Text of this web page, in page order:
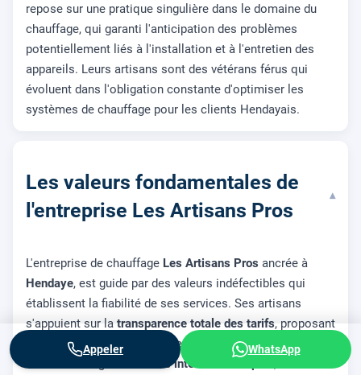
repose sur une pratique singulière dans le domaine du
chauffage, qui garanti l'anticipation des problèmes
potentiellement liés à l'installation et à l'entretien des
appareils. Leurs artisans sont des vétérans férus qui
évoluent dans l'obligation constante d'optimiser les
systèmes de chauffage pour les clients Hendayais.
Les valeurs fondamentales de
l'entreprise Les Artisans Pros
▾
L'entreprise de chauffage Les Artisans Pros ancrée à
Hendaye, est guide par des valeurs indéfectibles qui
établissent la fiabilité de ses services. Ses artisans
s'appuient sur la transparence totale des tarifs, proposant
des prix justes et convenables pour chaque intervention.
Ils assurent également uneintervention rapide
Appeler WhatsApp